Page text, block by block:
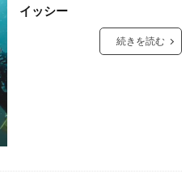
イッシー
続きを読む